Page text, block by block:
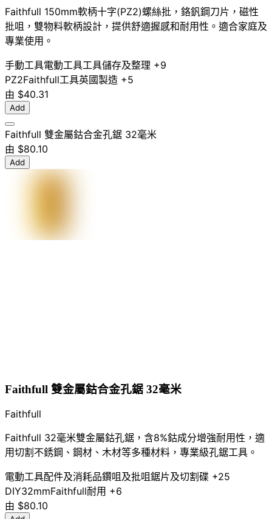
Faithfull 150mm軟柄十字(PZ2)螺絲批，鉻釩鋼刀片，磁性
批咀，雙物料軟柄設計，提供舒適握感和耐用性。適合家庭及
專業使用。
手動工具電動工具工具儲存及整理 +9
PZ2Faithfull工具英國製造 +5
由 $40.31
Add
Faithfull 雙金屬鈷合金孔鋸 32毫米
由 $80.10
Add
Faithfull 雙金屬鈷合金孔鋸 32毫米
Faithfull
Faithfull 32毫米雙金屬鈷孔鋸，含8%鈷成分增強耐用性，適
用切割不銹鋼、鋼材、木材等多種材料，專業級孔鋸工具。
電動工具配件及消耗品鑽咀及批咀鋸片及切割碟 +25
DIY32mmFaithfull耐用 +6
由 $80.10